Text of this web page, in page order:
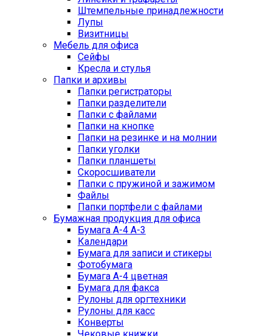
Штемпельные принадлежности
Лупы
Визитницы
Мебель для офиса
Сейфы
Кресла и стулья
Папки и архивы
Папки регистраторы
Папки разделители
Папки с файлами
Папки на кнопке
Папки на резинке и на молнии
Папки уголки
Папки планшеты
Скоросшиватели
Папки с пружиной и зажимом
Файлы
Папки портфели с файлами
Бумажная продукция для офиса
Бумага А-4 А-3
Календари
Бумага для записи и стикеры
Фотобумага
Бумага А-4 цветная
Бумага для факса
Рулоны для оргтехники
Рулоны для касс
Конверты